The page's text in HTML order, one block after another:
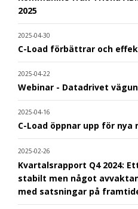
2025
2025-04-30
C-Load förbättrar och
2025-04-22
Webinar - Datadrivet
2025-04-16
C-Load öppnar upp för nya
2025-02-26
Kvartalsrapport Q4 2024:
stabilt men något
med satsningar på